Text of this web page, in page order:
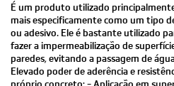
É um produto utilizado
mais especificamente como um tipo
ou adesivo. Ele é bastante utilizado
fazer a impermeabilização de
paredes, evitando a passagem de
Elevado poder de aderência e